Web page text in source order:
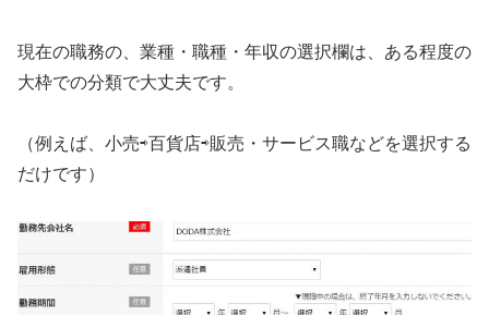
現在の職務の、業種・職種・年収の選択欄は、ある程度の
大枠での分類で大丈夫です。
（例えば、小売⇨百貨店⇨販売・サービス職などを選択する
だけです）